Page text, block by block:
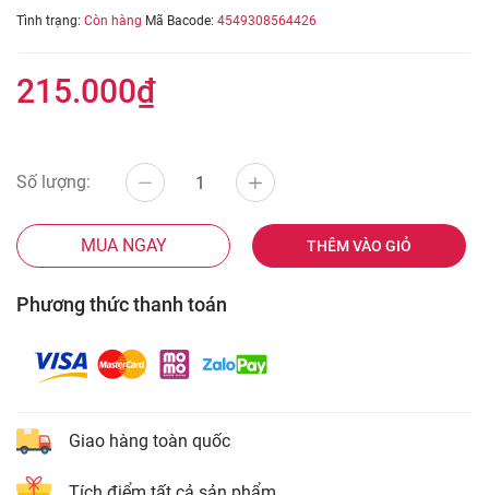
Tình trạng: Còn hàng Mã Bacode: 4549308564426
215.000₫
Số lượng:
MUA NGAY THÊM VÀO GIỎ
Phương thức thanh toán
Giao hàng toàn quốc